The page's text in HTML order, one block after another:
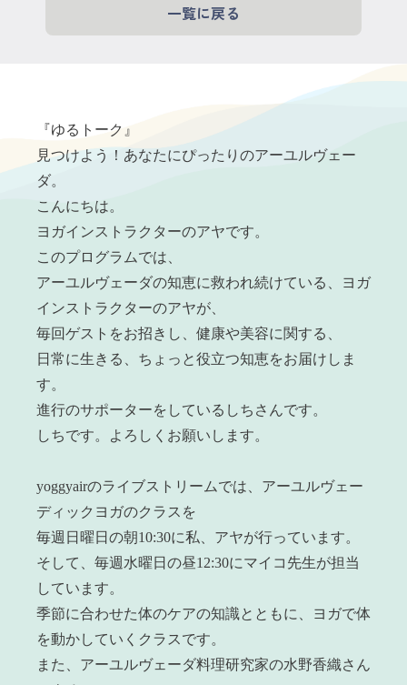
一覧に戻る
『ゆるトーク』
見つけよう！あなたにぴったりのアーユルヴェー
ダ。
こんにちは。
ヨガインストラクターのアヤです。
このプログラムでは、
アーユルヴェーダの知恵に救われ続けている、ヨガ
インストラクターのアヤが、
毎回ゲストをお招きし、健康や美容に関する、
日常に生きる、ちょっと役立つ知恵をお届けしま
す。
進行のサポーターをしているしちさんです。
しちです。よろしくお願いします。
yoggyairのライブストリームでは、アーユルヴェー
ディックヨガのクラスを
毎週日曜日の朝10:30に私、アヤが行っています。
そして、毎週水曜日の昼12:30にマイコ先生が担当
しています。
季節に合わせた体のケアの知識とともに、ヨガで体
を動かしていくクラスです。
また、アーユルヴェーダ料理研究家の水野香織さん